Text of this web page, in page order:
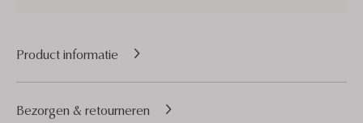
Product informatie
Bezorgen & retourneren